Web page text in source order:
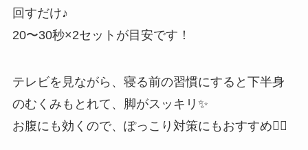
回すだけ♪
20〜30秒×2セットが目安です！
テレビを見ながら、寝る前の習慣にすると下半身
のむくみもとれて、脚がスッキリ✨
お腹にも効くので、ぽっこり対策にもおすすめ🙆‍♀️